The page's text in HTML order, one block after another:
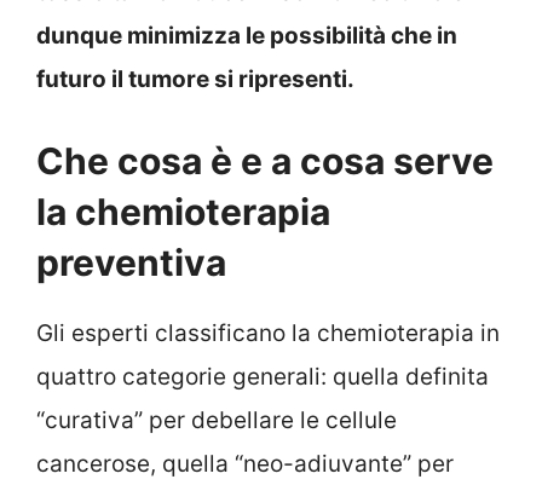
dunque minimizza le possibilità che in
futuro il tumore si ripresenti.
Che cosa è e a cosa serve
la chemioterapia
preventiva
Gli esperti classificano la chemioterapia in
quattro categorie generali: quella definita
“curativa” per debellare le cellule
cancerose, quella “neo-adiuvante” per